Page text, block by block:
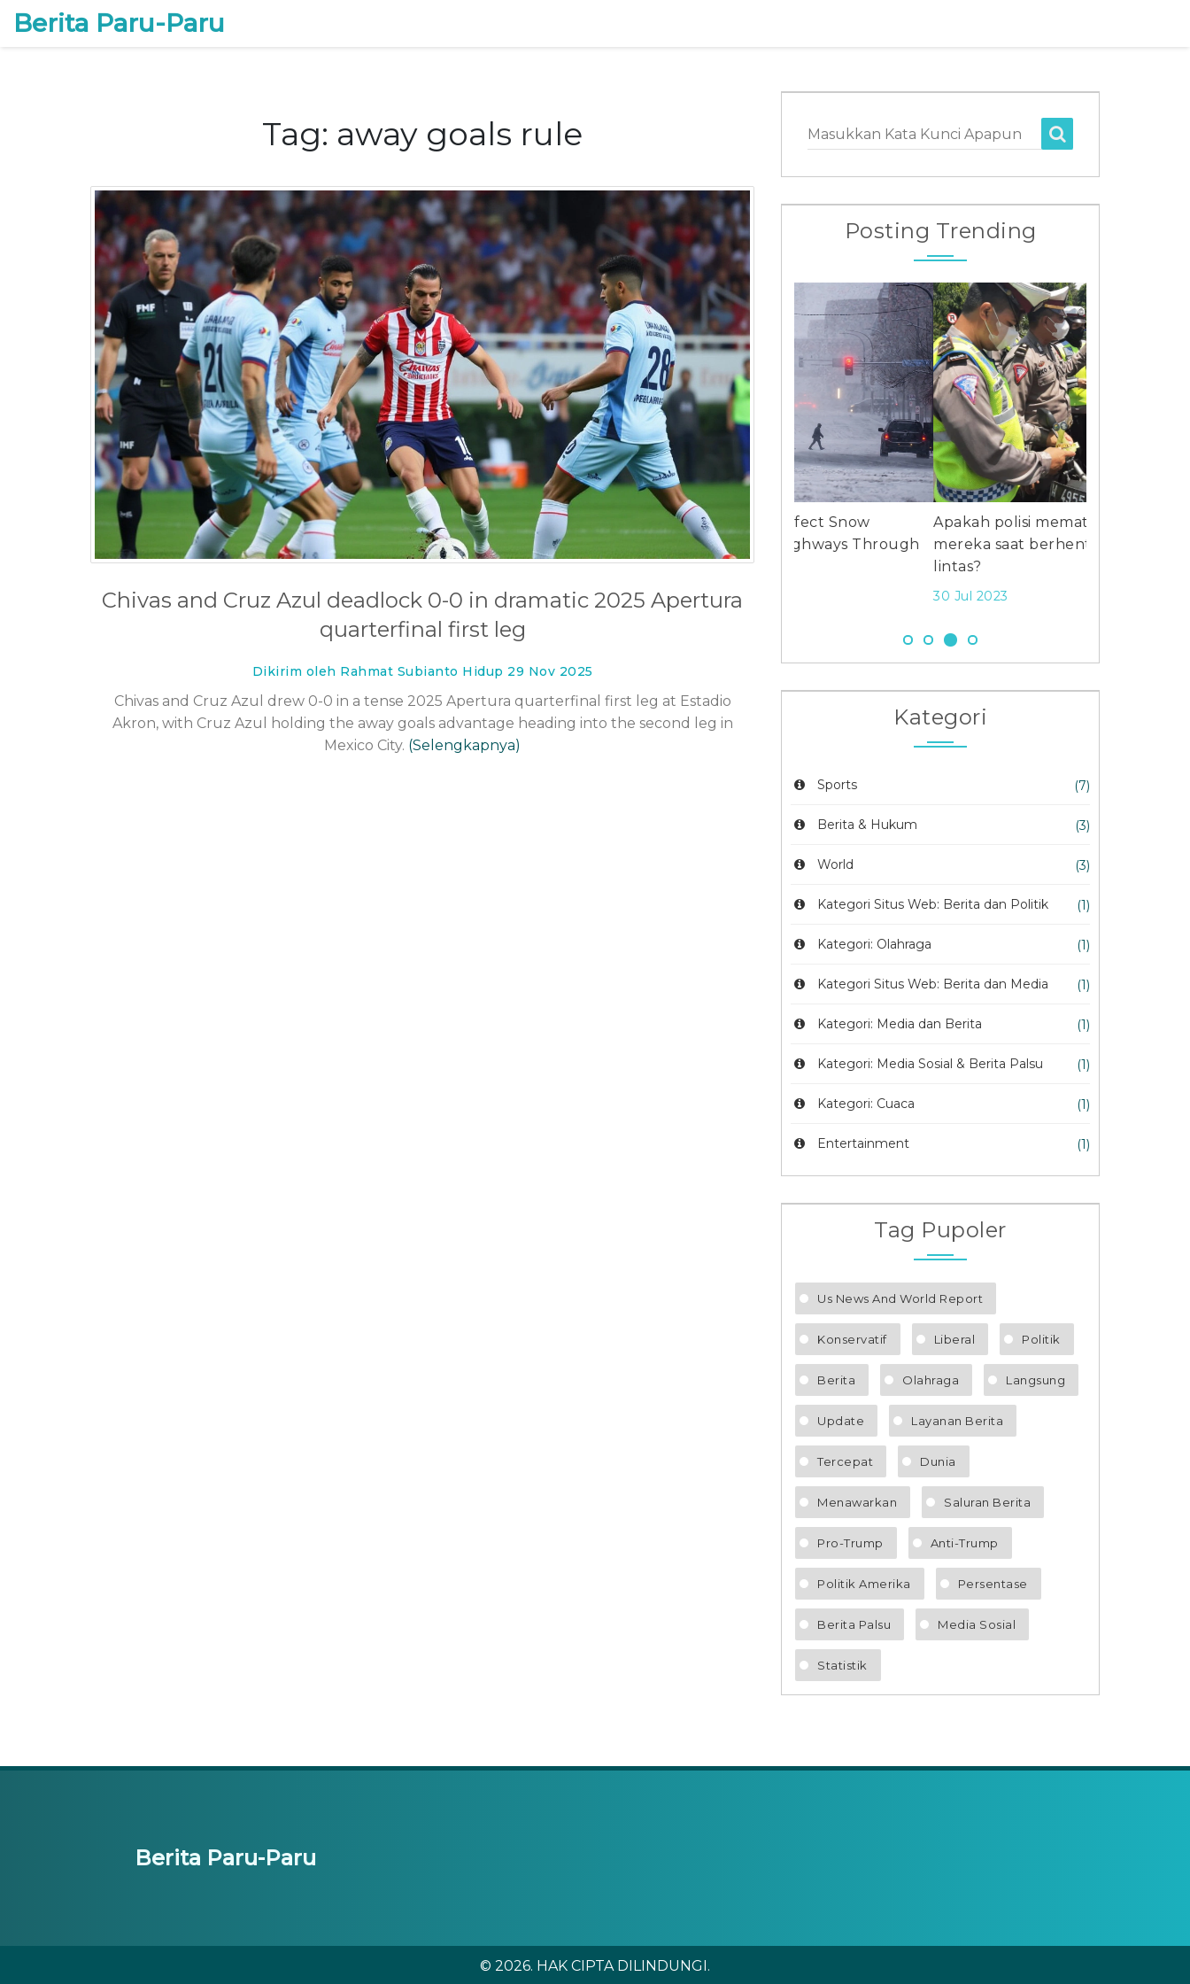
Berita Paru-Paru
Tag: away goals rule
Chivas and Cruz Azul deadlock 0-0 in dramatic 2025 Apertura
quarterfinal first leg
Dikirim oleh Rahmat Subianto Hidup 29 Nov 2025
Chivas and Cruz Azul drew 0-0 in a tense 2025 Apertura quarterfinal first leg at Estadio
Akron, with Cruz Azul holding the away goals advantage heading into the second leg in
Mexico City. (Selengkapnya)
Masukkan Kata Kunci Apapun
Posting Trending
layanan
Death and Sex in the Workplace:
When Boundaries Break Down
Blizzard and Lake Effect Snow
Paralyze Midwest Highways Through
November 28, 2025
26 Nov 2025
Apakah polisi mematikan kendaraan
mereka saat berhenti karena lalu
Kategori
Sports (7)
Berita & Hukum (3)
World (3)
Kategori Situs Web: Berita dan Politik (1)
Kategori: Olahraga (1)
Kategori Situs Web: Berita dan Media (1)
Kategori: Media dan Berita (1)
Kategori: Media Sosial & Berita Palsu (1)
Kategori: Cuaca (1)
Entertainment (1)
Tag Pupoler
Us News And World Report
Konservatif Liberal Politik
Berita Olahraga Langsung
Update Layanan Berita
Tercepat Dunia
Menawarkan Saluran Berita
Pro-Trump Anti-Trump
Politik Amerika Persentase
Berita Palsu Media Sosial
Statistik
Berita Paru-Paru
© 2026. HAK CIPTA DILINDUNGI.